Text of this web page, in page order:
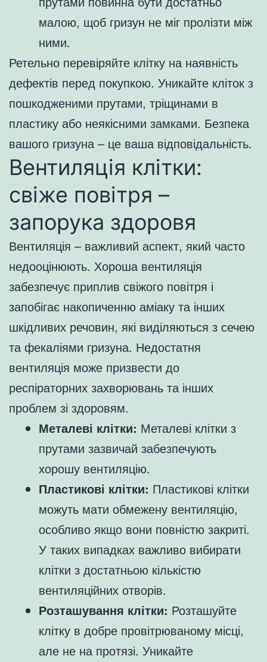
малою, щоб гризун не міг пролізти між
ними.
Ретельно перевіряйте клітку на наявність
дефектів перед покупкою. Уникайте кліток з
пошкодженими прутами, тріщинами в
пластику або неякісними замками. Безпека
вашого гризуна – це ваша відповідальність.
Вентиляція клітки:
свіже повітря –
запорука здоровя
Вентиляція – важливий аспект, який часто
недооцінюють. Хороша вентиляція
забезпечує приплив свіжого повітря і
запобігає накопиченню аміаку та інших
шкідливих речовин, які виділяються з сечею
та фекаліями гризуна. Недостатня
вентиляція може призвести до
респіраторних захворювань та інших
проблем зі здоровям.
Металеві клітки: Металеві клітки з
прутами зазвичай забезпечують
хорошу вентиляцію.
Пластикові клітки: Пластикові клітки
можуть мати обмежену вентиляцію,
особливо якщо вони повністю закриті.
У таких випадках важливо вибирати
клітки з достатньою кількістю
вентиляційних отворів.
Розташування клітки: Розташуйте
клітку в добре провітрюваному місці,
але не на протязі. Уникайте